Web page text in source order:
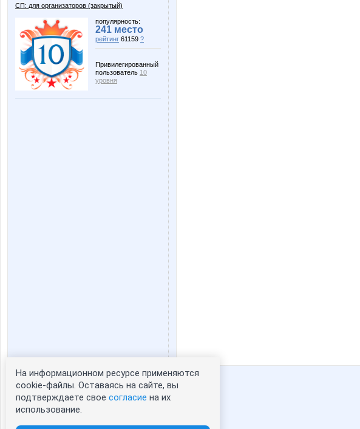
СП: для организаторов (закрытый)
популярность:
241 место
рейтинг 61159 ?
Привилегированный
пользователь 10
уровня
Статистика портрета:
сейчас просматривают портрет - 0
зарегистрированные пользователи
На информационном ресурсе применяются
cookie-файлы. Оставаясь на сайте, вы
подтверждаете свое согласие на их
использование.